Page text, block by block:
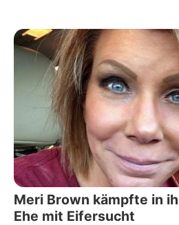
Meri Brown kämpfte in
Ehe mit Eifersucht